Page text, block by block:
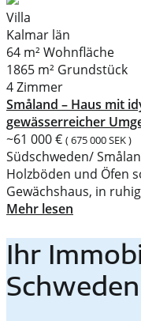
Villa
Kalmar län
64 m² Wohnfläche
1865 m² Grundstück
4 Zimmer
Småland – Haus mit
gewässerreicher
~61 000 € ( 675 000 SEK )
Südschweden/
Holzböden und Öfen
Gewächshaus, in
Mehr lesen
Ihr
Schweden